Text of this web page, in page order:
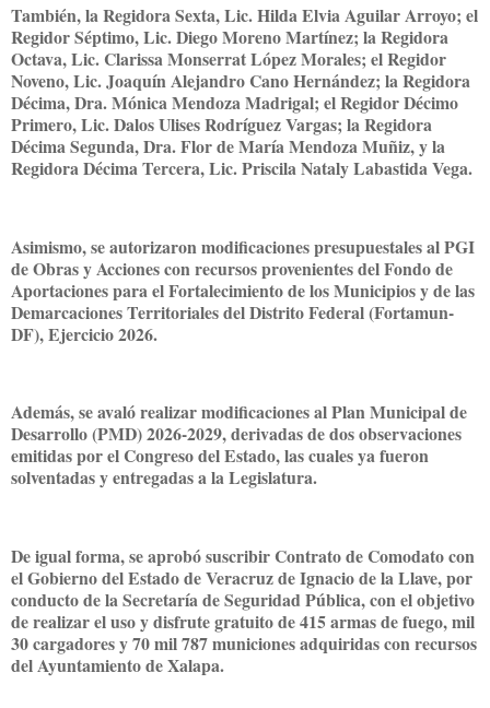
También, la Regidora Sexta, Lic. Hilda Elvia Aguilar Arroyo; el
Regidor Séptimo, Lic. Diego Moreno Martínez; la Regidora
Octava, Lic. Clarissa Monserrat López Morales; el Regidor
Noveno, Lic. Joaquín Alejandro Cano Hernández; la Regidora
Décima, Dra. Mónica Mendoza Madrigal; el Regidor Décimo
Primero, Lic. Dalos Ulises Rodríguez Vargas; la Regidora
Décima Segunda, Dra. Flor de María Mendoza Muñiz, y la
Regidora Décima Tercera, Lic. Priscila Nataly Labastida Vega.
Asimismo, se autorizaron modificaciones presupuestales al PGI
de Obras y Acciones con recursos provenientes del Fondo de
Aportaciones para el Fortalecimiento de los Municipios y de las
Demarcaciones Territoriales del Distrito Federal (Fortamun-
DF), Ejercicio 2026.
Además, se avaló realizar modificaciones al Plan Municipal de
Desarrollo (PMD) 2026-2029, derivadas de dos observaciones
emitidas por el Congreso del Estado, las cuales ya fueron
solventadas y entregadas a la Legislatura.
De igual forma, se aprobó suscribir Contrato de Comodato con
el Gobierno del Estado de Veracruz de Ignacio de la Llave, por
conducto de la Secretaría de Seguridad Pública, con el objetivo
de realizar el uso y disfrute gratuito de 415 armas de fuego, mil
30 cargadores y 70 mil 787 municiones adquiridas con recursos
del Ayuntamiento de Xalapa.